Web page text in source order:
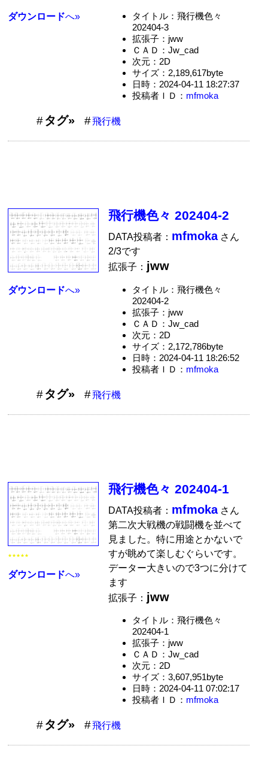
ダウンロードへ»
タイトル：飛行機色々
202404-3
拡張子：jww
ＣＡＤ：Jw_cad
次元：2D
サイズ：2,189,617byte
日時：2024-04-11 18:27:37
投稿者ＩＤ： mfmoka
タグ» 飛行機
ダウンロードへ»
飛行機色々 202404-2
DATA投稿者： mfmokaさん
2/3です
拡張子： jww
タイトル：飛行機色々
202404-2
拡張子：jww
ＣＡＤ：Jw_cad
次元：2D
サイズ：2,172,786byte
日時：2024-04-11 18:26:52
投稿者ＩＤ： mfmoka
タグ» 飛行機
★★★★★
ダウンロードへ»
飛行機色々 202404-1
DATA投稿者： mfmokaさん
第二次大戦機の戦闘機を並べて
見ました。特に用途とかないで
すが眺めて楽しむぐらいです。
データー大きいので3つに分けて
ます
拡張子： jww
タイトル：飛行機色々
202404-1
拡張子：jww
ＣＡＤ：Jw_cad
次元：2D
サイズ：3,607,951byte
日時：2024-04-11 07:02:17
投稿者ＩＤ： mfmoka
タグ» 飛行機